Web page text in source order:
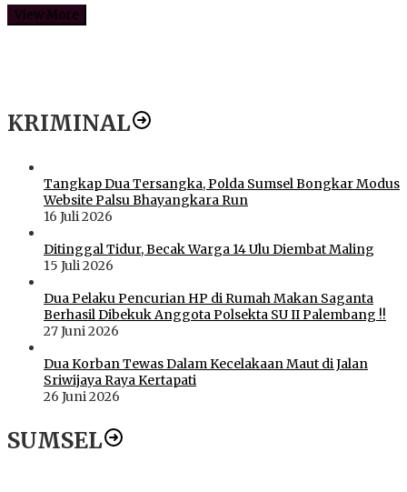
View More
KRIMINAL
Tangkap Dua Tersangka, Polda Sumsel Bongkar Modus
Website Palsu Bhayangkara Run
16 Juli 2026
Ditinggal Tidur, Becak Warga 14 Ulu Diembat Maling
15 Juli 2026
Dua Pelaku Pencurian HP di Rumah Makan Saganta
Berhasil Dibekuk Anggota Polsekta SU II Palembang !!
27 Juni 2026
Dua Korban Tewas Dalam Kecelakaan Maut di Jalan
Sriwijaya Raya Kertapati
26 Juni 2026
SUMSEL